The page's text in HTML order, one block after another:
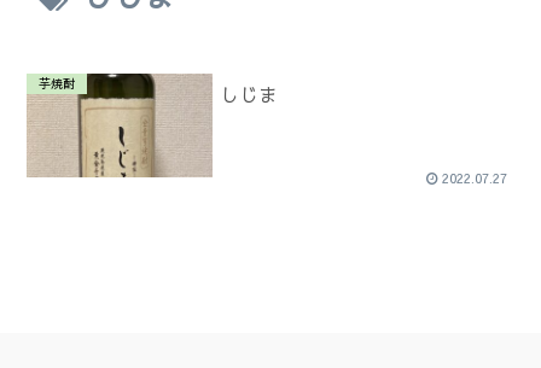
芋焼酎 しじま
2022.07.27